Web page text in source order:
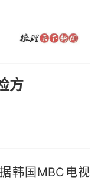
方
国MBC电视